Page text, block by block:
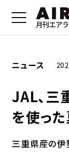
ニュース
JAL、三
を使っ
三重県産の伊